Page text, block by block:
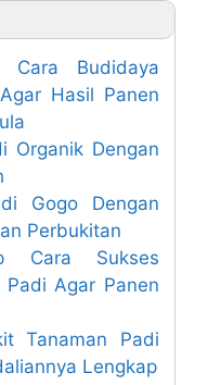
Cara Budidaya
Hasil Panen
Organik Dengan
Gogo Dengan
Perbukitan
Cara Sukses
Agar Panen
Tanaman Padi
Lengkap